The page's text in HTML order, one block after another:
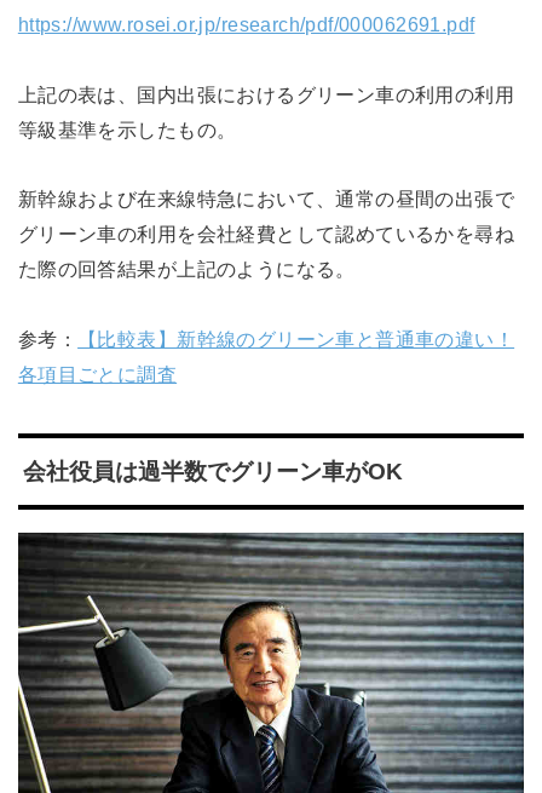
https://www.rosei.or.jp/research/pdf/000062691.pdf
上記の表は、国内出張におけるグリーン車の利用の利用
等級基準を示したもの。
新幹線および在来線特急において、通常の昼間の出張で
グリーン車の利用を会社経費として認めているかを尋ね
た際の回答結果が上記のようになる。
参考：
【比較表】新幹線のグリーン車と普通車の違い！
各項目ごとに調査
会社役員は過半数でグリーン車がOK